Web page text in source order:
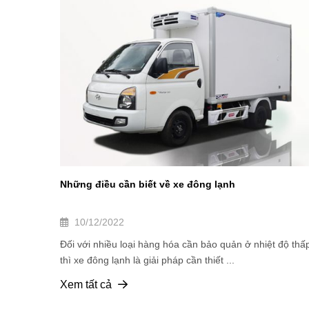
Những điều cần biết về xe đông lạnh
10/12/2022
Đối với nhiều loại hàng hóa cần bảo quản ở nhiệt độ
thì xe đông lạnh là giải pháp cần thiết ...
Xem tất cả